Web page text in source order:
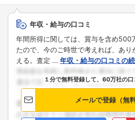
年収・給与の口コミ
年間所得に関しては、賞与を含め500
たので、今のご時世で考えれば、あり
える。査定 ... 年収・給与の口コミの
１分で無料登録して、60万社の
メールで登録（無料